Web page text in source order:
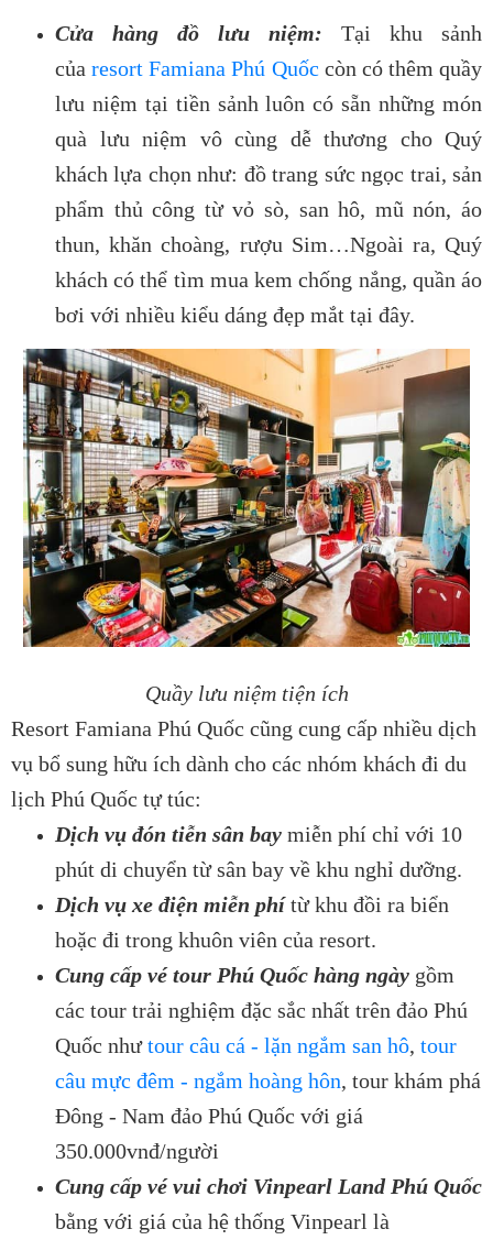
Cửa hàng đồ lưu niệm: Tại khu sảnh
của resort Famiana Phú Quốc còn có thêm quầy
lưu niệm tại tiền sảnh luôn có sẵn những món
quà lưu niệm vô cùng dễ thương cho Quý
khách lựa chọn như: đồ trang sức ngọc trai, sản
phẩm thủ công từ vỏ sò, san hô, mũ nón, áo
thun, khăn choàng, rượu Sim…Ngoài ra, Quý
khách có thể tìm mua kem chống nắng, quần áo
bơi với nhiều kiểu dáng đẹp mắt tại đây.
Quầy lưu niệm tiện ích
Resort Famiana Phú Quốc cũng cung cấp nhiều dịch
vụ bổ sung hữu ích dành cho các nhóm khách đi du
lịch Phú Quốc tự túc:
Dịch vụ đón tiễn sân bay miễn phí chỉ với 10
phút di chuyển từ sân bay về khu nghỉ dưỡng.
Dịch vụ xe điện miễn phítừ khu đồi ra biển
hoặc đi trong khuôn viên của resort.
Cung cấp vé tour Phú Quốc hàng ngày gồm
các tour trải nghiệm đặc sắc nhất trên đảo Phú
Quốc như tour câu cá - lặn ngắm san hô, tour
câu mực đêm - ngắm hoàng hôn, tour khám phá
Đông - Nam đảo Phú Quốc với giá
350.000vnđ/người
Cung cấp vé vui chơi Vinpearl Land Phú Quốc
bằng với giá của hệ thống Vinpearl là